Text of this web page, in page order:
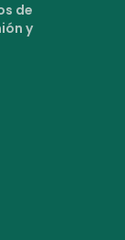
de
y